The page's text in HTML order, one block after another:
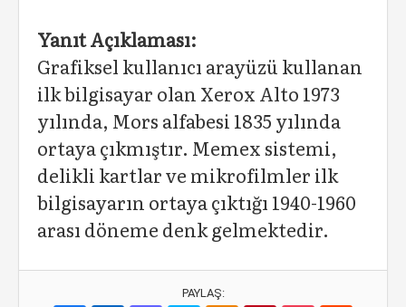
Yanıt Açıklaması:
Grafiksel kullanıcı arayüzü kullanan
ilk bilgisayar olan Xerox Alto 1973
yılında, Mors alfabesi 1835 yılında
ortaya çıkmıştır. Memex sistemi,
delikli kartlar ve mikrofilmler ilk
bilgisayarın ortaya çıktığı 1940-1960
arası döneme denk gelmektedir.
PAYLAŞ: